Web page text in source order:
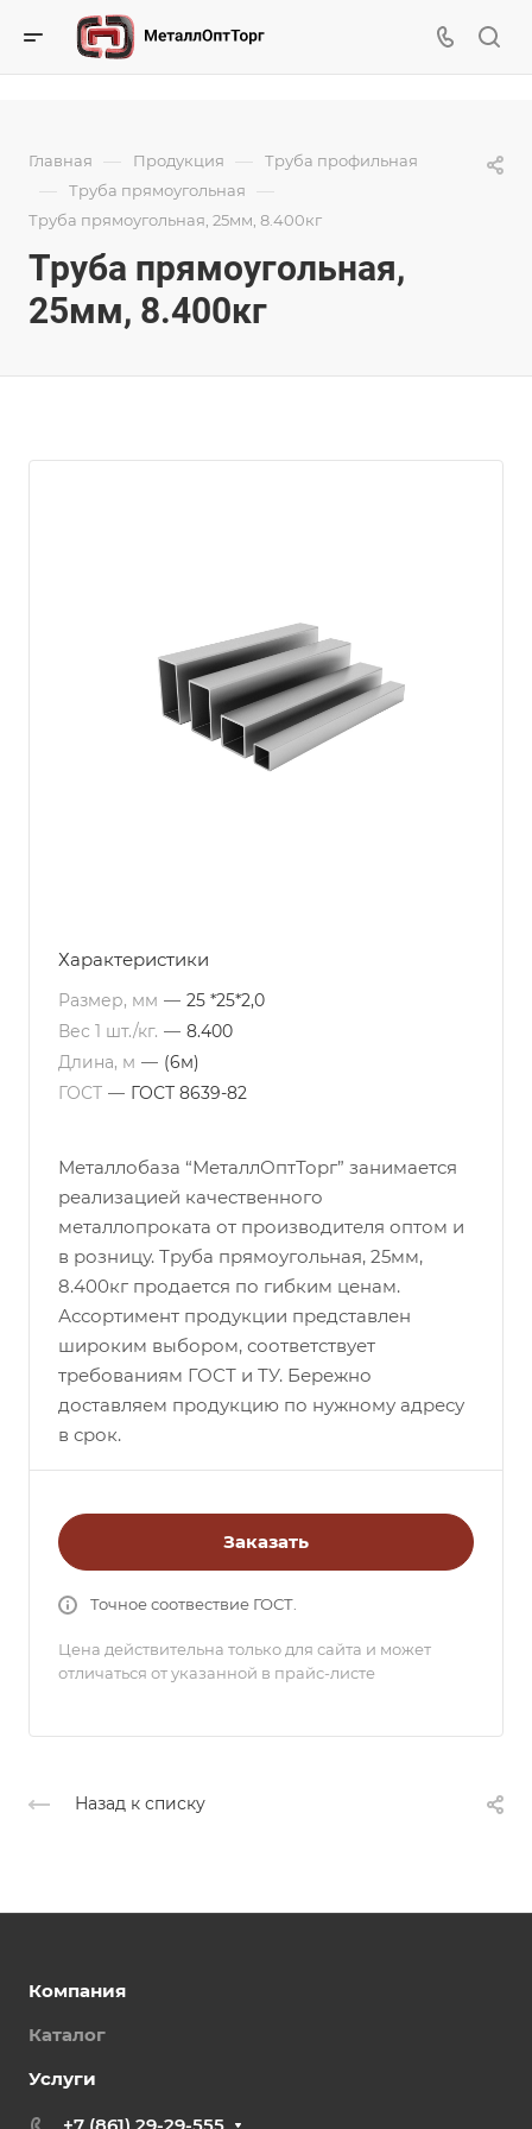
Главная — Продукция — Труба профильная
— Труба прямоугольная —
Труба прямоугольная, 25мм, 8.400кг
Труба прямоугольная,
25мм, 8.400кг
Характеристики
Размер, мм — 25 *25*2,0
Вес 1 шт./кг. — 8.400
Длина, м — (6м)
ГОСТ — ГОСТ 8639-82
Металлобаза “МеталлОптТорг” занимается
реализацией качественного
металлопроката от производителя оптом и
в розницу. Труба прямоугольная, 25мм,
8.400кг продается по гибким ценам.
Ассортимент продукции представлен
широким выбором, соответствует
требованиям ГОСТ и ТУ. Бережно
доставляем продукцию по нужному адресу
в срок.
Заказать
Точное соотвествие ГОСТ.
Цена действительна только для сайта и может
отличаться от указанной в прайс-листе
Назад к списку
Компания
Каталог
Услуги